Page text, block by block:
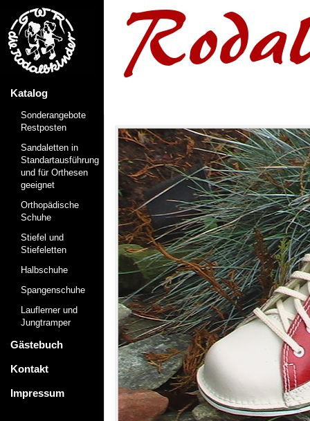
Katalog
Sonderangebote
Restposten
Sandaletten in
Standartausführung
und für Orthesen
geeignet
Orthopädische
Schuhe
Stiefel und
Stiefeletten
Halbschuhe
Spangenschuhe
Lauflerner und
Jungtramper
Gästebuch
Kontakt
Impressum